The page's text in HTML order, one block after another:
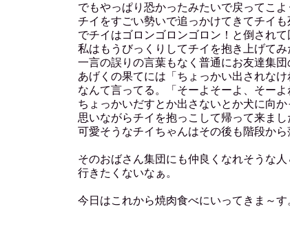
でもやっぱり恐かったみたいで戻ってこ
チイをすごい勢いで追っかけてきてチイ
でチイはゴロンゴロンゴロン！と倒されて
私はもうびっくりしてチイを抱き上げて
一言の誤りの言葉もなく普通にお友達集
あげくの果てには「ちょっかい出されな
なんて言ってる。「そーよそーよ、そー
ちょっかいだすとか出さないとか犬に向
思いながらチイを抱っこして帰って来まし
可愛そうなチイちゃんはその後も階段から
そのおばさん集団にも仲良くなれそうな
行きたくないなぁ。
今日はこれから焼肉食べにいってきま～す